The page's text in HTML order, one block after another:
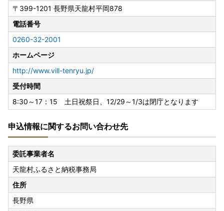
〒399-1201 長野県天龍村平岡878
電話番号
0260-32-2001
ホームページ
http://www.vill-tenryu.jp/
受付時間
8:30～17：15 土日祝祭日、12/29～1/3は閉庁となります
申込情報に関するお問い合わせ先
委託事業者名
天龍村ふるさと納税事務局
住所
長野県